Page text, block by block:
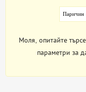
Паричин
Моля, опитайте
параметри за